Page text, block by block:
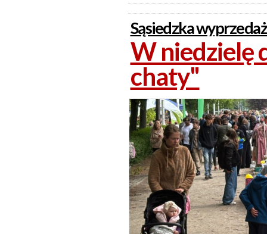
Sąsiedzka
W niedzielę
chaty"